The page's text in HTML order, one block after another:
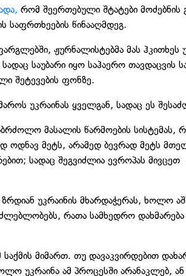
რომ შეერთებული შტატები მოძებნის
საფრთხეების წინააღმდეგ.
ჟურნალისტებმა მას ჰკითხეს
საუბარი იყო საჰაერო თავდაცვის
შეტევების ფონზე.
უკრაინას ყველგან, სადაც ეს
მასალის წარმოების სისტემას,
ოდნავ მეტს, არამედ ბევრად მეტს
სადაც შეგვიძლია ევროპას
ზრდიან უკრაინის მხარდაჭერას, ხოლო
რათა სამხედრო
მიმართ. თუ დავაკვირდებით
უკრაინა ამ პროცესში არანაკლებ,